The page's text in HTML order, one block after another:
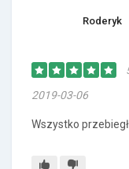
Roderyk
2019-03-06
Wszystko